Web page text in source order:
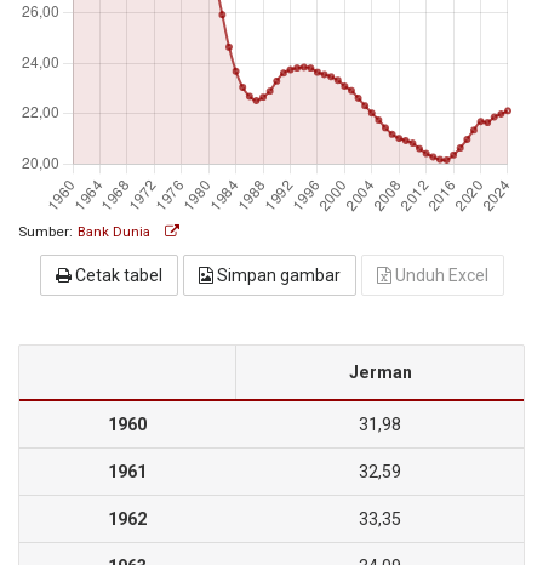
Sumber: Bank Dunia
Cetak tabel Simpan gambar Unduh Excel
Jerman
1960 31,98
1961 32,59
1962 33,35